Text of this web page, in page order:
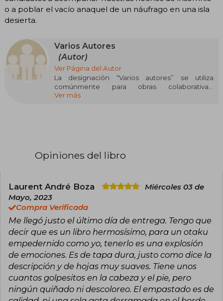
o a poblar el vacío anaquel de un náufrago en una isla
desierta.
Varios Autores
(Autor)
Ver Página del Autor
La designación “Varios autores” se utiliza
comúnmente para obras colaborativas,
antologías o proyectos editoriales en los que
autoría compartida puede variar desde libros de
rótulo incluyen Manual de cuidados paliativos
(2021), Narraciones extraordinarias (antología,
2008) y Introducción a las ciencias sociales
(2020), entre muchas otras. Dado que "Varios
autores" no representa a una persona concreta,
no puede atribuirse la obtención de premios a
este nombre colectivo, aunque las obras en sí a
veces han sido reconocidas por instituciones
académicas o editoriales.
Ver más
Opiniones del libro
Laurent André Boza
Miércoles 03 de
Mayo, 2023
Compra Verificada
Me llegó justo el último día de entrega. Tengo que
decir que es un libro hermosísimo, para un otaku
empedernido como yo, tenerlo es una explosión
de emociones. Es de tapa dura, justo como dice la
descripción y de hojas muy suaves. Tiene unos
cuantos golpesitos en la cabeza y el pie, pero
ningún quiñado ni descoloreo. El empastado es de